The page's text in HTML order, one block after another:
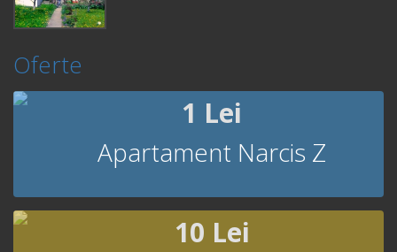
Oferte
1 Lei
Apartament Narcis Z
10 Lei